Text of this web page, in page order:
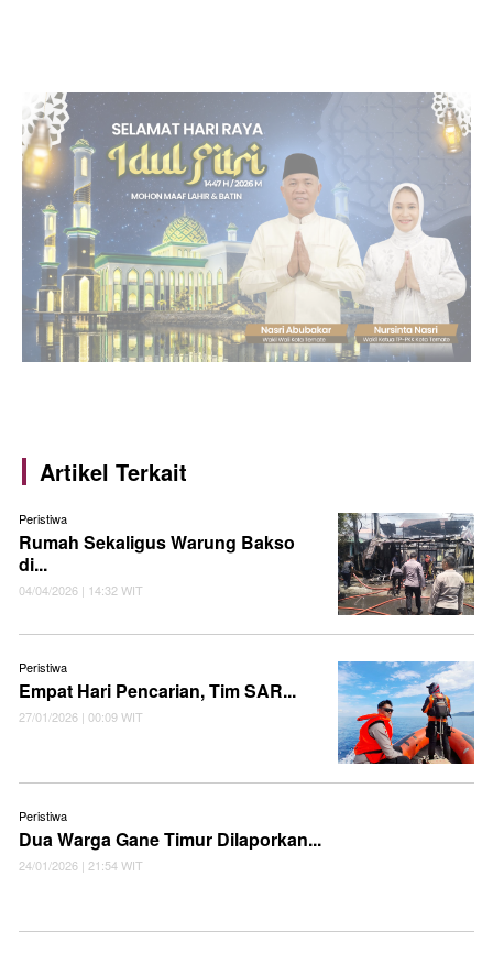
Artikel Terkait
Peristiwa
Rumah Sekaligus Warung Bakso
di...
04/04/2026 | 14:32 WIT
Peristiwa
Empat Hari Pencarian, Tim SAR...
27/01/2026 | 00:09 WIT
Peristiwa
Dua Warga Gane Timur Dilaporkan...
24/01/2026 | 21:54 WIT